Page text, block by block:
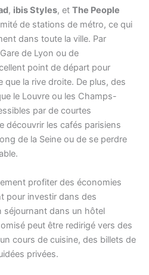
, ibis Styles, et The People
de stations de métro, ce qui
dans toute la ville. Par
de Lyon ou de
point de départ pour
que la rive droite. De plus, des
le Louvre ou les Champs-
par de courtes
découvrir les cafés parisiens
de la Seine ou de se perdre
profiter des économies
pour investir dans des
séjournant dans un hôtel
peut être redirigé vers des
cours de cuisine, des billets de
privées.